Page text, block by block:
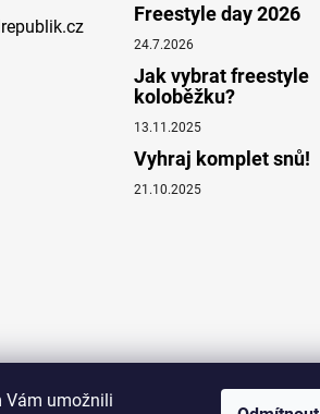
Vám umožnili
Freestyle day 2026
24.7.2026
Jak vybrat freestyle
koloběžku?
13.11.2025
Vyhraj komplet snů!
21.10.2025